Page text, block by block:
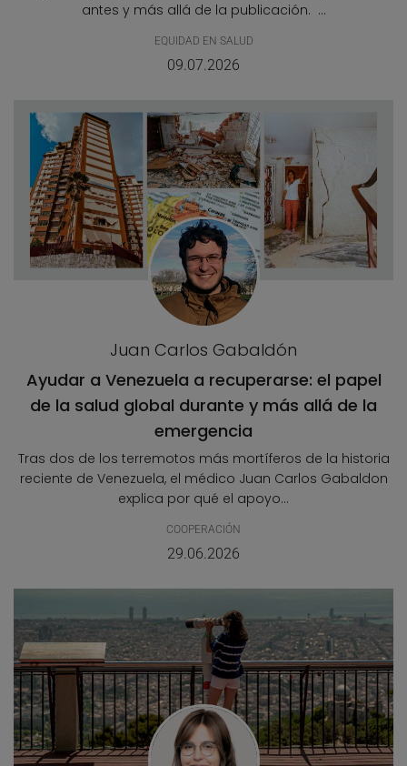
antes y más allá de la publicación. ...
EQUIDAD EN SALUD
09.07.2026
Juan Carlos Gabaldón
Ayudar a Venezuela a recuperarse: el papel
de la salud global durante y más allá de la
emergencia
Tras dos de los terremotos más mortíferos de la historia
reciente de Venezuela, el médico Juan Carlos Gabaldon
explica por qué el apoyo...
COOPERACIÓN
29.06.2026